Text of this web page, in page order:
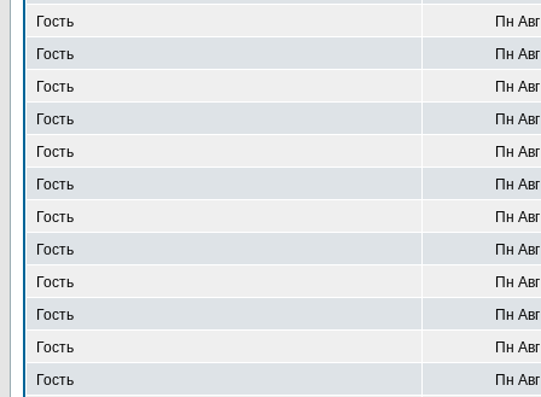
Гость
Пн
Гость
Пн
Гость
Пн
Гость
Пн
Гость
Пн
Гость
Пн
Гость
Пн
Гость
Пн
Гость
Пн
Гость
Пн
Гость
Пн
Гость
Пн